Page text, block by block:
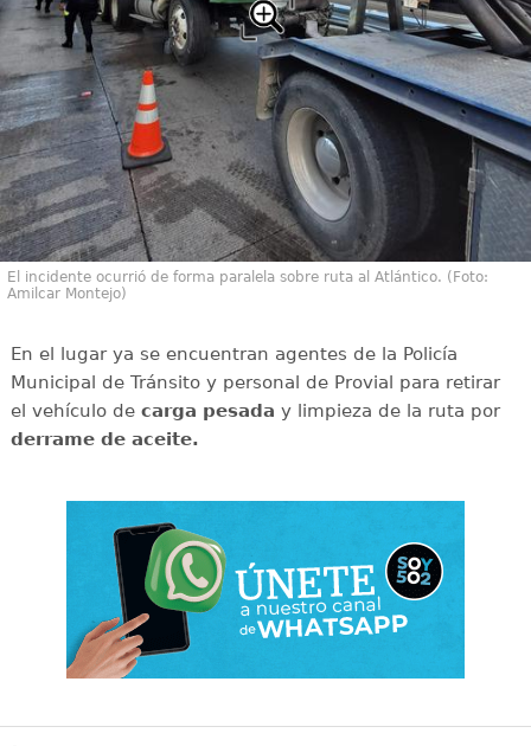
El incidente ocurrió de forma paralela sobre ruta al Atlántico. (Foto:
Amilcar Montejo)
En el lugar ya se encuentran agentes de la Policía
Municipal de Tránsito y personal de Provial para retirar
el vehículo de carga pesada y limpieza de la ruta por
derrame de aceite.